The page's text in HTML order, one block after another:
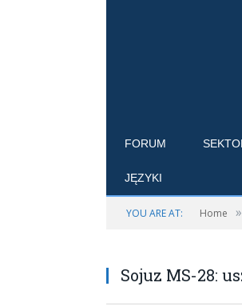
FORUM
JĘZYKI
YOU ARE AT: Home »
Sojuz MS-28: